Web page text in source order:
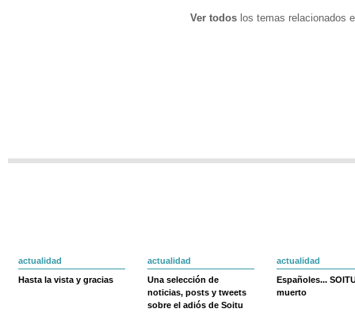
Ver todos los temas relacionados
actualidad
Hasta la vista y gracias
actualidad
Una selección de
noticias, posts y tweets
sobre el adiós de Soitu
actualidad
Españoles...
muerto